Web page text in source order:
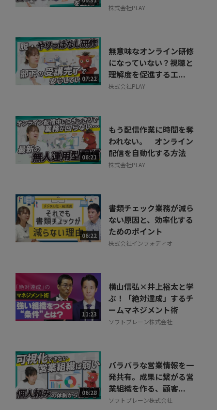
株式会社PLAY
07:22
無意味なオンライン研修
になっていない？視聴と
理解度を促進する工...
株式会社PLAY
06:21
もう配信作業に時間を奪
われない。 オンライン
配信を自動化する方法
株式会社PLAY
06:22
書類チェック業務が減ら
ない原因と、効率化する
ためのポイント
株式会社インフォディオ
11:23
横山信弘×井上裕太と学
ぶ！「絶対達成」するチ
ームマネジメント術
ソフトブレーン株式会社
06:28
バラバラな営業情報を一
発共有。成果に繋がる営
業組織を作る、顧客...
ソフトブレーン株式会社